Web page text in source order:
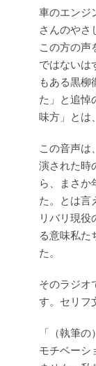
車のエンジ
さんのやさ
この方の声
ではないは
もある黒柳
た」と追悼
味方」とは
この音声は
演された時
ら、まさか
た。とは言
リバリ現役
る意味私た
た。
そのラジオ
す。セリフ
「（執筆
モチベーシ